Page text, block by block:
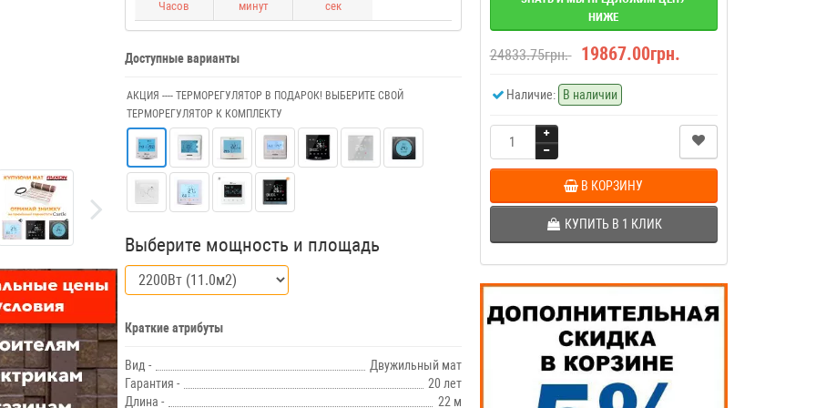
Часов минут сек
Доступные варианты
АКЦИЯ ---- ТЕРМОРЕГУЛЯТОР В ПОДАРОК! ВЫБЕРИТЕ СВОЙ
ТЕРМОРЕГУЛЯТОР К КОМПЛЕКТУ
Выберите мощность и площадь
Краткие атрибуты
Вид -
Двужильный мат
Гарантия -
20 лет
Длина -
22 м
НИЖЕ
24833.75грн. 19867.00грн.
Наличие: В наличии
В КОРЗИНУ
КУПИТЬ В 1 КЛИК